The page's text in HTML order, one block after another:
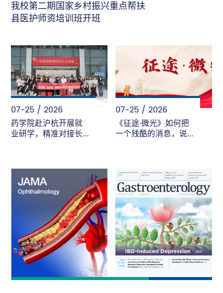
我校第二期国家乡村振兴重点帮扶
县医护师资培训班开班
07-25 / 2026
药学院赴沪杭开展就
业研学，精准对接长
07-25 / 2026
《征途·微光》如何把
一个残酷的消息，说